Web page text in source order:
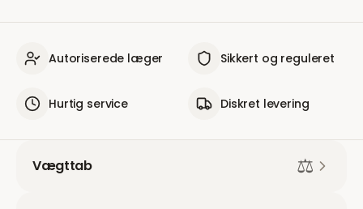
Autoriserede læger Sikkert og reguleret
Hurtig service Diskret levering
Vægttab ⚖️